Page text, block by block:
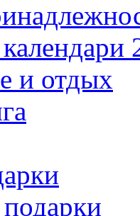
и отдых